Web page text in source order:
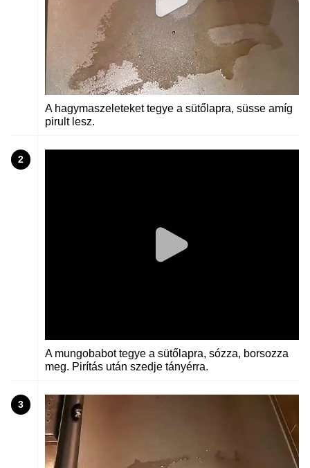
A hagymaszeleteket tegye a sütőlapra, süsse amíg
pirult lesz.
2
A mungobabot tegye a sütőlapra, sózza, borsozza
meg. Pirítás után szedje tányérra.
3